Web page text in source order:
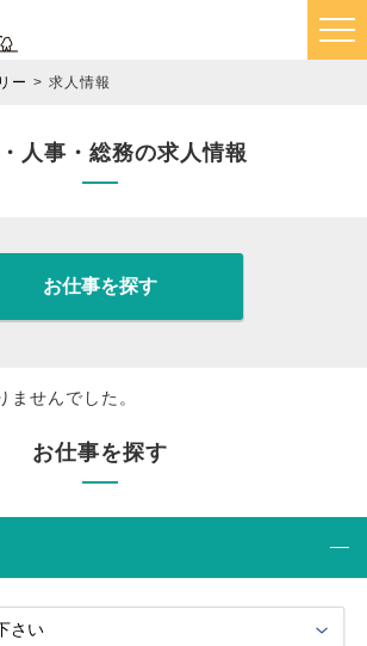
ー 求人情報
人事・総務の求人情報
お仕事を探す
ませんでした。
お仕事を探す